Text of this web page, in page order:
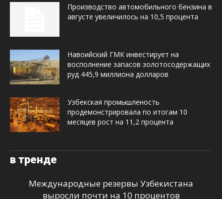
Производство автомобильного бензина в
августе увеличилось на 10,5 процента
Навоийский ГМК инвестирует на
восполнение запасов золотосодержащих
руд 445,9 миллиона долларов
Узбекская промышленость
продемонстрировала по итогам 10
месяцев рост на 11,2 процента
в тренде
Международные резервы Узбекистана
выросли почти на 10 процентов